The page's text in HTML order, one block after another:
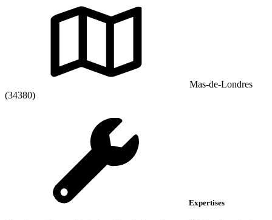
Mas-de-Londres
(34380)
Expertises